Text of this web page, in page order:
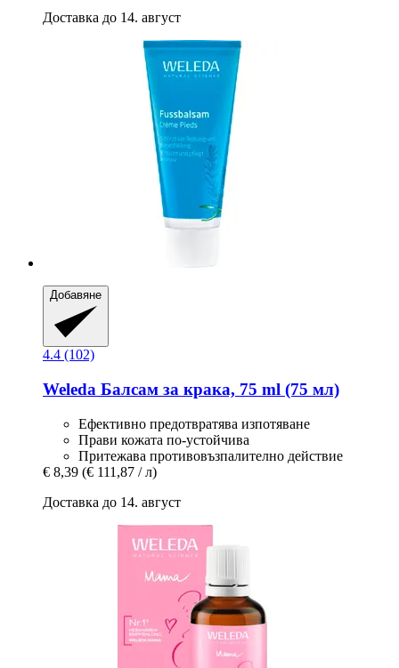
Доставка до 14. август
Добавяне
4.4 (102)
Weleda Балсам за крака, 75 ml (75 мл)
Ефективно предотвратява изпотяване
Прави кожата по-устойчива
Притежава противовъзпалително действие
€ 8,39 (€ 111,87 / л)
Доставка до 14. август